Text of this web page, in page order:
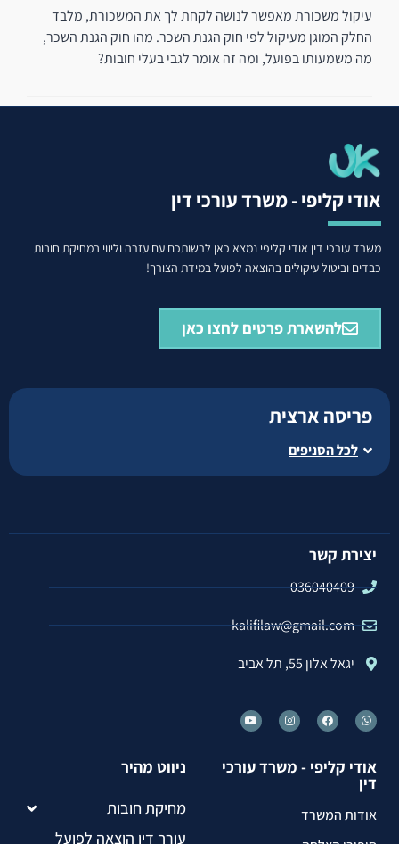
עיקול משכורת מאפשר לנושה לקחת לך את המשכורת, מלבד
החלק המוגן מעיקול לפי חוק הגנת השכר. מהו חוק הגנת השכר,
מה משמעותו בפועל, ומה זה אומר לגבי בעלי חובות?
אודי קליפי - משרד עורכי דין
משרד עורכי דין אודי קליפי נמצא כאן לרשותכם עם עזרה וליווי במחיקת חובות
כבדים וביטול עיקולים בהוצאה לפועל במידת הצורך!
להשארת פרטים לחצו כאן
פריסה ארצית
לכל הסניפים
יצירת קשר
036040409
kalifilaw@gmail.com
יגאל אלון 55, תל אביב
אודי קליפי - משרד עורכי
דין
אודות המשרד
ניווט מהיר
מחיקת חובות
עורך דין הוצאה לפועל